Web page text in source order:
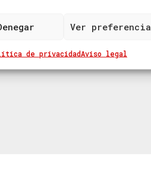
Ver
de privacidadAviso legal
obligatorios están